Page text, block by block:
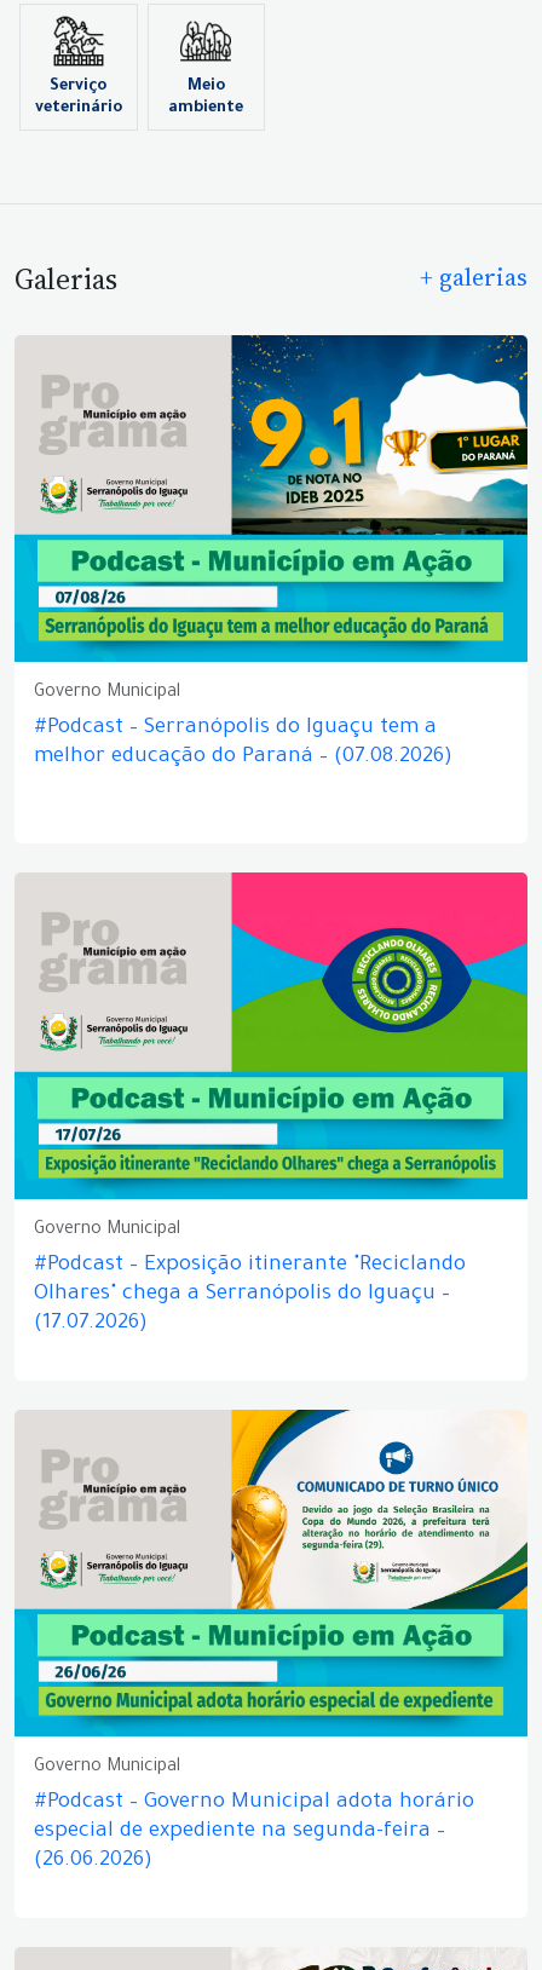
Serviço
veterinário
Meio
ambiente
Galerias + galerias
Governo Municipal
#Podcast – Serranópolis do Iguaçu tem a
melhor educação do Paraná – (07.08.2026)
Governo Municipal
#Podcast – Exposição itinerante "Reciclando
Olhares" chega a Serranópolis do Iguaçu –
(17.07.2026)
Governo Municipal
#Podcast – Governo Municipal adota horário
especial de expediente na segunda-feira –
(26.06.2026)